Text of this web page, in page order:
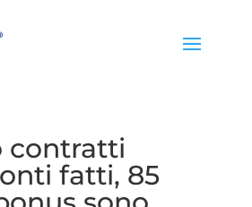
contratti
fatti, 85